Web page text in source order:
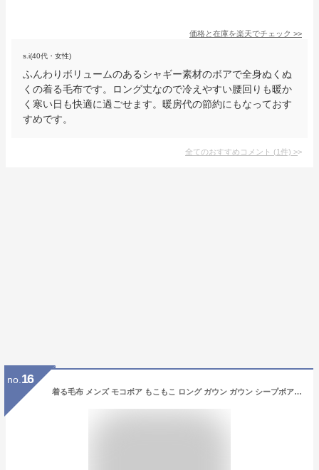
価格と在庫を楽天でチェック >>
s.i(40代・女性)
ふんわりボリュームのあるシャギー素材のボアで全身ぬくぬ
くの着る毛布です。ロング丈なので冷えやすい腰回りも暖か
く寒い日も快適に過ごせます。暖房代の節約にもなっておす
すめです。
全てのおすすめコメント (1件) >
no. 16
着る毛布 メンズ モコボア もこもこ ロング ガウン ガウン シープボア カーディガン シャギー レディース 可愛い 男女兼用 部屋着 ルームウエア マタニティ メンズ ファッション ワンマイルウェア 裏起毛 前開き おしゃれ 着150cm 最強配送 クリスマス